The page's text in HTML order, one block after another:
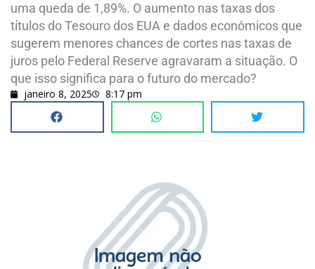
uma queda de 1,89%. O aumento nas taxas dos
títulos do Tesouro dos EUA e dados econômicos que
sugerem menores chances de cortes nas taxas de
juros pelo Federal Reserve agravaram a situação. O
que isso significa para o futuro do mercado?
janeiro 8, 2025 8:17 pm